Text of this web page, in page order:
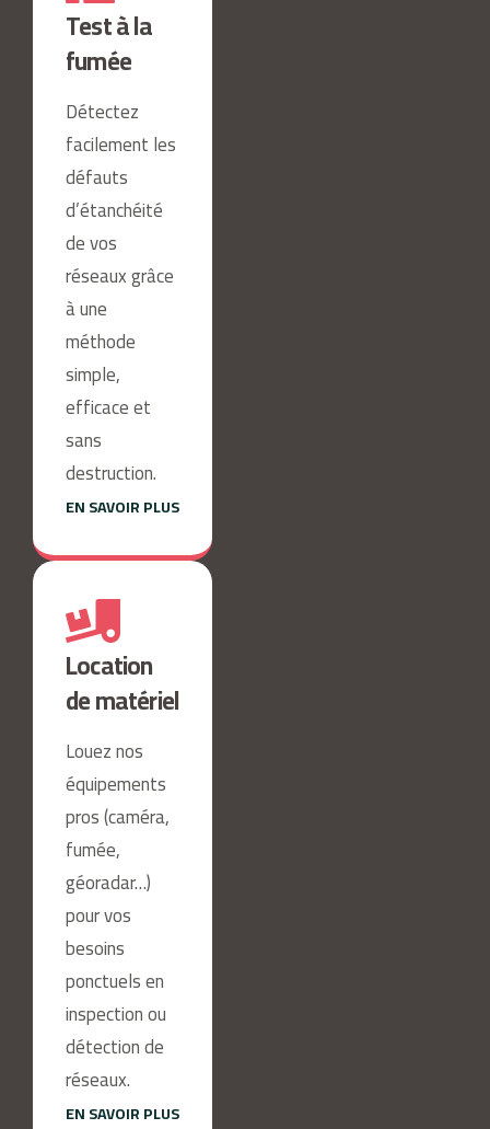
Test à la
fumée
Détectez
facilement les
défauts
d’étanchéité
de vos
réseaux grâce
à une
méthode
simple,
efficace et
sans
destruction.
EN SAVOIR PLUS
Location
de matériel
Louez nos
équipements
pros (caméra,
fumée,
géoradar…)
pour vos
besoins
ponctuels en
inspection ou
détection de
réseaux.
EN SAVOIR PLUS